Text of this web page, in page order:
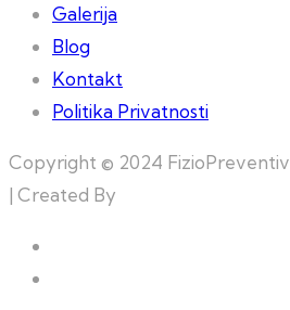
Galerija
Blog
Kontakt
Politika Privatnosti
Copyright © 2024
| Created By